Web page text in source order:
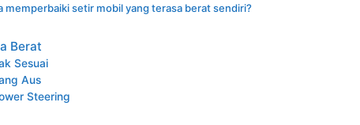
memperbaiki setir mobil yang terasa berat sendiri?
Berat
Sesuai
Aus
Steering